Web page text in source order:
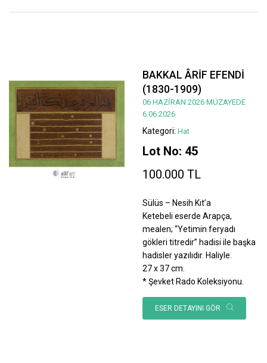
BAKKAL ÂRİF EFENDİ
(1830-1909)
06 HAZİRAN 2026 MÜZAYEDE
6.06.2026
Kategori: Hat
Lot No: 45
100.000 TL
Sülüs – Nesih Kıt’a
Ketebeli eserde Arapça,
mealen; “Yetimin feryadı
gökleri titredir” hadisi ile başka
hadisler yazılıdır. Haliyle.
27 x 37 cm.
* Şevket Rado Koleksiyonu.
ESER DETAYINI GÖR